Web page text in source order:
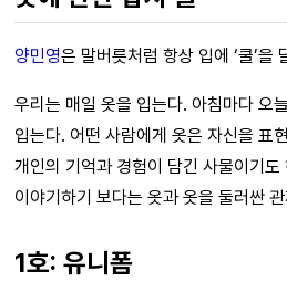
양민영은 말버릇처럼 항상 입에 ‘쿨’을
우리는 매일 옷을 입는다. 아침마다 오
입는다. 어떤 사람에게 옷은 자신을 표
개인의 기억과 경험이 담긴 사물이기
이야기하기 보다는 옷과 옷을 둘러싼
1호: 유니폼